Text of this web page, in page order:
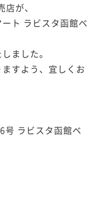
が、
ト ラビスタ函館ベ
ました。
すよう、宜しくお
号 ラビスタ函館ベ